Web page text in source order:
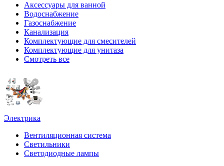
Аксессуары для ванной
Водоснабжение
Газоснабжение
Канализация
Комплектующие для смесителей
Комплектующие для унитаза
Смотреть все
Электрика
Вентиляционная система
Светильники
Светодиодные лампы